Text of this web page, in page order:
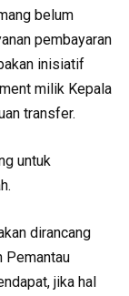
belum
pembayaran
inisiatif
milik Kepala
transfer.
untuk
dirancang
Pemantau
jika hal